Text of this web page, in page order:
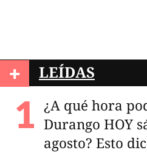
+ LEÍDAS
¿A qué hora
Durango HOY
agosto? Esto